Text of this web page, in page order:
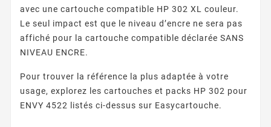
avec une cartouche compatible HP 302 XL couleur.
Le seul impact est que le niveau d’encre ne sera pas
affiché pour la cartouche compatible déclarée SANS
NIVEAU ENCRE.
Pour trouver la référence la plus adaptée à votre
usage, explorez les cartouches et packs HP 302 pour
ENVY 4522 listés ci-dessus sur Easycartouche.